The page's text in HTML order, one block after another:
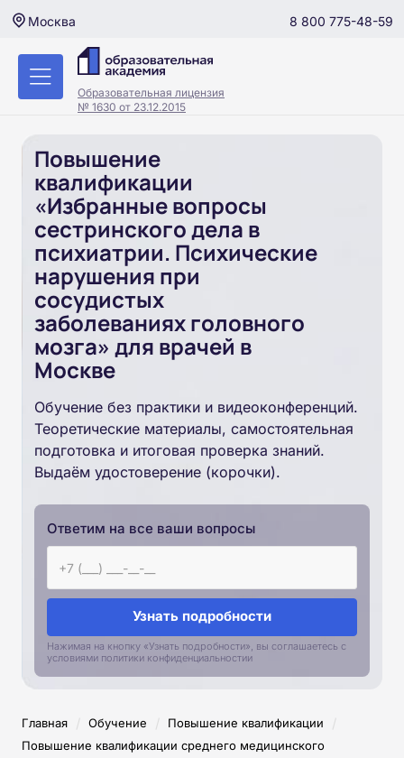
Москва 8 800 775-48-59
Образовательная лицензия
№ 1630 от 23.12.2015
Повышение
квалификации
«Избранные вопросы
сестринского дела в
психиатрии. Психические
нарушения при
сосудистых
заболеваниях головного
мозга» для врачей в
Москве
Обучение без практики и видеоконференций.
Теоретические материалы, самостоятельная
подготовка и итоговая проверка знаний.
Выдаём удостоверение (корочки).
Ответим на все ваши вопросы
Узнать подробности
Нажимая на кнопку «Узнать подробности», вы соглашаетесь с
условиями политики конфиденциальностии
Главная / Обучение / Повышение квалификации /
Повышение квалификации среднего медицинского